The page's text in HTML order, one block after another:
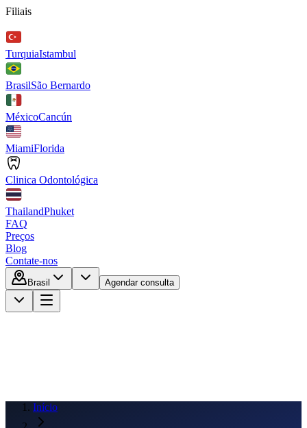
Filiais
TurquiaIstambul
BrasilSão Bernardo
MéxicoCancún
MiamiFlorida
Clinica Odontológica
ThailandPhuket
FAQ
Preços
Blog
Contate-nos
Brasil Agendar consulta
Início